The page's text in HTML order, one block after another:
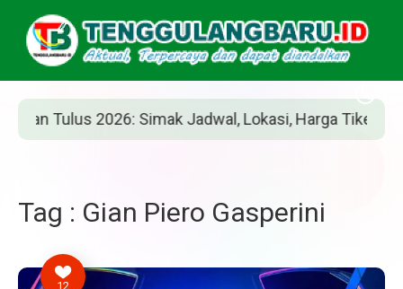
Tulus 2026: Simak Jadwal, Lokasi, Harga Tiket, dan
Tag : Gian Piero Gasperini
12